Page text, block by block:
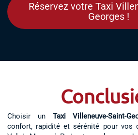
Réservez votre Taxi
Georges !
Choisir un Taxi Villeneuve-Saint-
confort, rapidité et sérénité pour vos